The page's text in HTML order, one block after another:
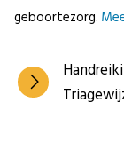
geboortezorg.